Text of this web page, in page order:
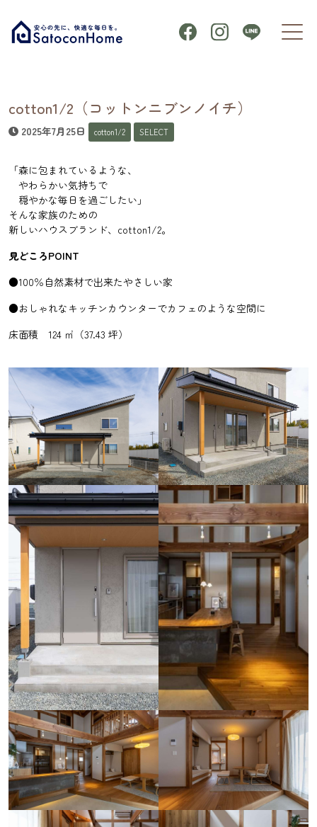
cotton1/2（コットンニブンノイチ）
2025年7月25日 cotton1/2 SELECT
「森に包まれているような、
やわらかい気持ちで
穏やかな毎日を過ごしたい」
そんな家族のための
新しいハウスブランド、cotton1/2。
見どころPOINT
●100％自然素材で出来たやさしい家
●おしゃれなキッチンカウンターでカフェのような空間に
床面積 124 ㎡（37.43 坪）